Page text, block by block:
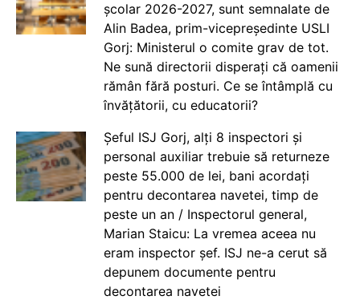
școlar 2026-2027, sunt semnalate de
Alin Badea, prim-vicepreședinte USLI
Gorj: Ministerul o comite grav de tot.
Ne sună directorii disperați că oamenii
rămân fără posturi. Ce se întâmplă cu
învățătorii, cu educatorii?
Șeful ISJ Gorj, alți 8 inspectori și
personal auxiliar trebuie să returneze
peste 55.000 de lei, bani acordați
pentru decontarea navetei, timp de
peste un an / Inspectorul general,
Marian Staicu: La vremea aceea nu
eram inspector șef. ISJ ne-a cerut să
depunem documente pentru
decontarea navetei